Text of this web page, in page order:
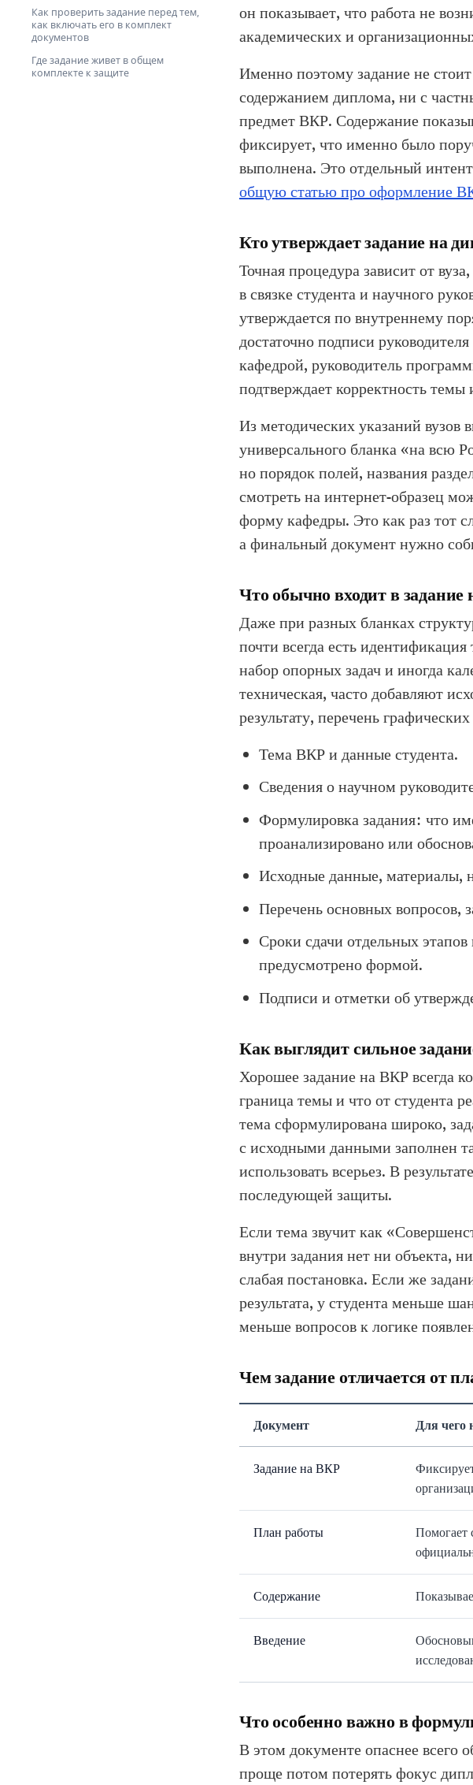
Как проверить задание перед тем,
как включать его в комплект
документов
Где задание живет в общем
комплекте к защите
он показывает, что работа не
академических и
Именно поэтому задание не
содержанием диплома, ни с
предмет ВКР. Содержание
фиксирует, что именно было
выполнена. Это отдельный
общую статью про оформление
Кто утверждает задание на
Точная процедура зависит от
в связке студента и научного
утверждается по внутреннему
достаточно подписи
кафедрой, руководитель
подтверждает корректность темы
Из методических указаний вузов
универсального бланка «на всю
но порядок полей, названия
смотреть на интернет-образец
форму кафедры. Это как раз тот
а финальный документ нужно
Что обычно входит в
Даже при разных бланках
почти всегда есть
набор опорных задач и иногда
техническая, часто добавляют
результату, перечень
Тема ВКР и данные студента.
Сведения о научном
Формулировка задания: что
проанализировано или
Исходные данные, материалы,
Перечень основных вопросов,
Сроки сдачи отдельных
предусмотрено формой.
Подписи и отметки об
Как выглядит сильное
Хорошее задание на ВКР всегда
граница темы и что от студента
тема сформулирована широко,
с исходными данными заполнен
использовать всерьез. В
последующей защиты.
Если тема звучит как
внутри задания нет ни объекта,
слабая постановка. Если же
результата, у студента меньше
меньше вопросов к логике
Чем задание отличается от
Документ Для чего
Задание на ВКР
План работы
Помогает
Содержание
Введение
Что особенно важно в
В этом документе опаснее всего
проще потом потерять фокус